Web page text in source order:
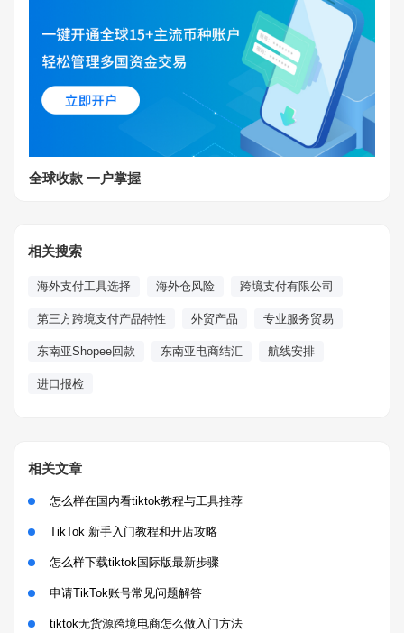
全球收款 一户掌握
相关搜索
海外支付工具选择 海外仓风险 跨境支付有限公司
第三方跨境支付产品特性 外贸产品 专业服务贸易
东南亚Shopee回款 东南亚电商结汇 航线安排
进口报检
相关文章
怎么样在国内看tiktok教程与工具推荐
TikTok 新手入门教程和开店攻略
怎么样下载tiktok国际版最新步骤
申请TikTok账号常见问题解答
tiktok无货源跨境电商怎么做入门方法